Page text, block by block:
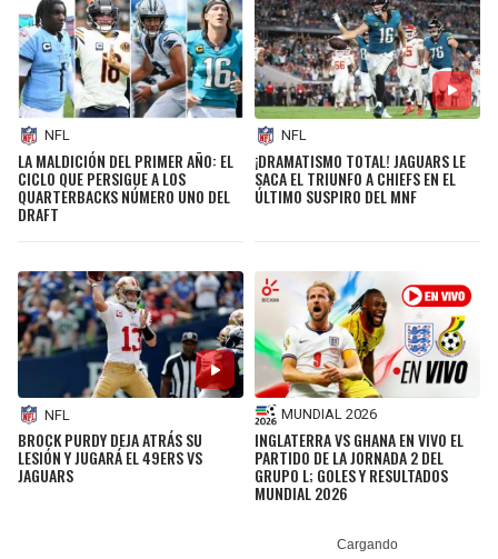
NFL
LA MALDICIÓN DEL PRIMER AÑO: EL
CICLO QUE PERSIGUE A LOS
QUARTERBACKS NÚMERO UNO DEL
DRAFT
NFL
¡DRAMATISMO TOTAL! JAGUARS LE
SACA EL TRIUNFO A CHIEFS EN EL
ÚLTIMO SUSPIRO DEL MNF
NFL
BROCK PURDY DEJA ATRÁS SU
LESIÓN Y JUGARÁ EL 49ERS VS
JAGUARS
MUNDIAL 2026
INGLATERRA VS GHANA EN VIVO EL
PARTIDO DE LA JORNADA 2 DEL
GRUPO L; GOLES Y RESULTADOS
MUNDIAL 2026